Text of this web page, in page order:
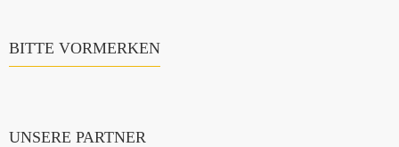
BITTE VORMERKEN
UNSERE PARTNER